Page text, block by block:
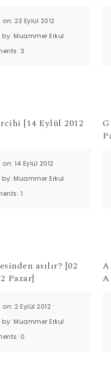
on: 23 Eylül 2012
by: Muammer Erkul
3
[14 Eylül 2012
14 Eylül 2012
by: Muammer Erkul
1
asılır? [02
Pazar]
on: 2 Eylül 2012
by: Muammer Erkul
0